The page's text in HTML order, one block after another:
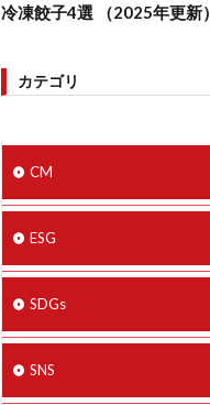
冷凍餃子4選 （2025年更新）
カテゴリ
CM
ESG
SDGs
SNS